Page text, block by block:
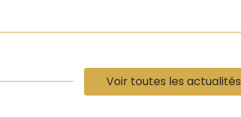
Voir toutes les actualités